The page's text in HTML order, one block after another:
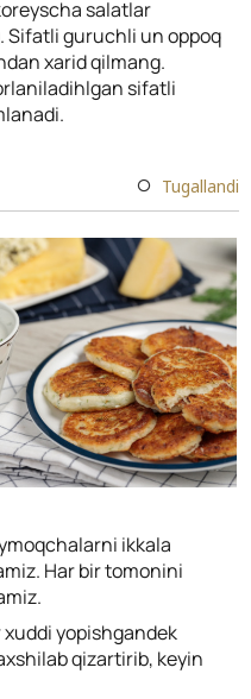
salatlar
Sifatli guruchli un oppoq
xarid qilmang.
sifatli
Tugallandi
ikkala
Har bir tomonini
yopishgandek
qizartirib, keyin